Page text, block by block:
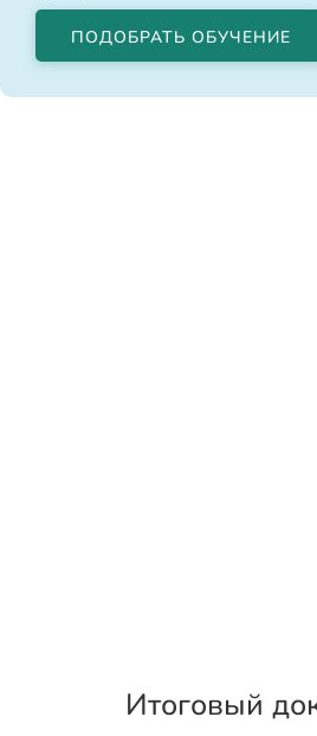
ПОДОБРАТЬ ОБУЧЕНИЕ
Итоговый